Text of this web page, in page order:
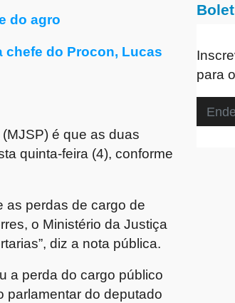
do agro
chefe do Procon, Lucas
é que as duas
quinta-feira (4), conforme
as perdas de cargo de
o Ministério da Justiça
diz a nota pública.
a perda do cargo público
parlamentar do deputado
para